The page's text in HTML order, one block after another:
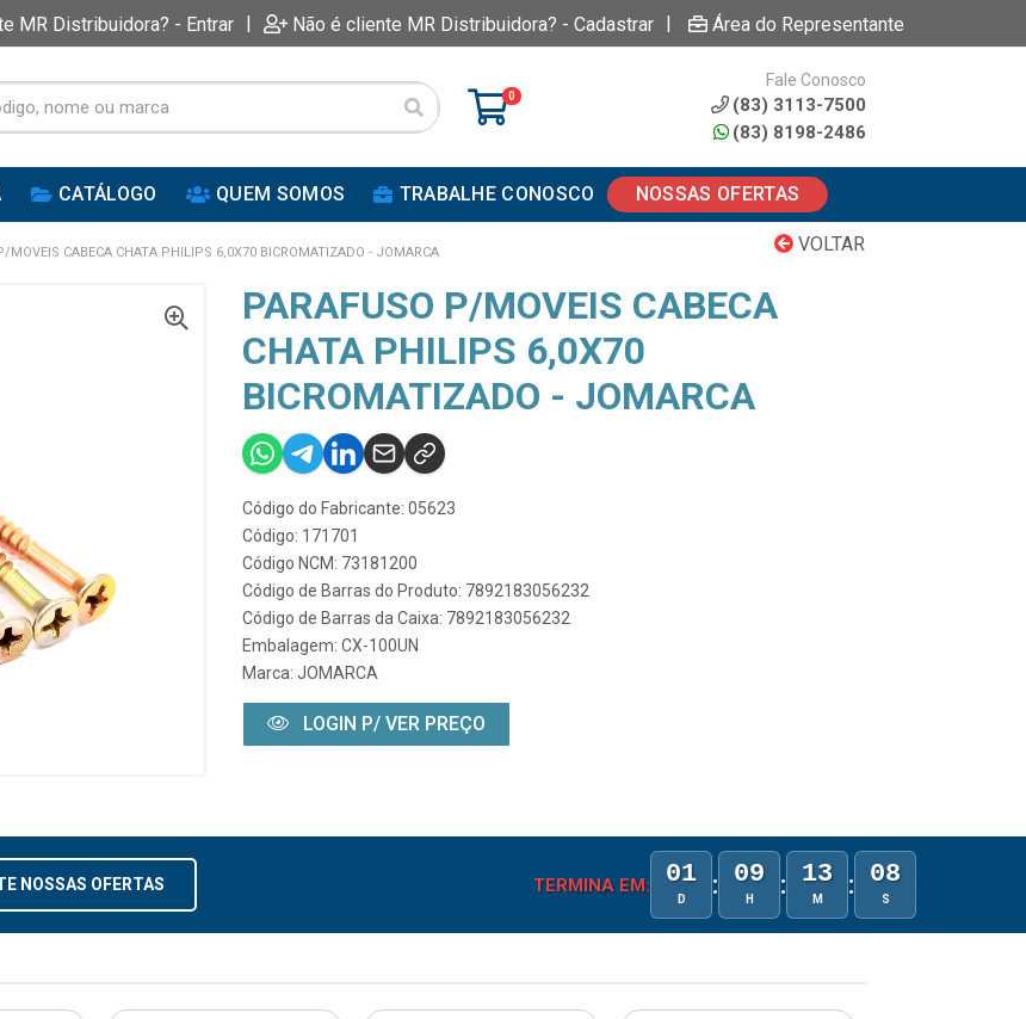
MR Distribuidora? - Entrar | Não é cliente MR Distribuidora? - Cadastrar | Área do Representante
0
Fale Conosco
(83) 3113-7500
(83) 8198-2486
CATÁLOGO QUEM SOMOS TRABALHE CONOSCO NOSSAS OFERTAS
VOLTAR
MOVEIS CABECA CHATA PHILIPS 6,0X70 BICROMATIZADO - JOMARCA
PARAFUSO P/MOVEIS CABECA
CHATA PHILIPS 6,0X70
BICROMATIZADO - JOMARCA
Código do Fabricante: 05623
Código: 171701
Código NCM: 73181200
Código de Barras do Produto: 7892183056232
Código de Barras da Caixa: 7892183056232
Embalagem: CX-100UN
Marca: JOMARCA
LOGIN P/ VER PREÇO
NOSSAS OFERTAS TERMINA EM: 01
D : 09
H : 13
M : 08
S